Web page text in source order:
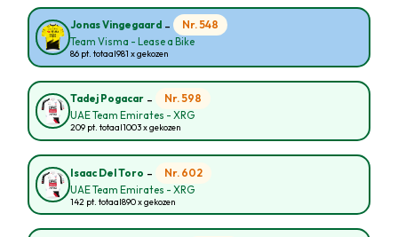
Jonas Vingegaard - Nr. 548
Team Visma - Lease a Bike
86 pt. totaal981 x gekozen
Tadej Pogacar - Nr. 598
UAE Team Emirates - XRG
209 pt. totaal1003 x gekozen
Isaac Del Toro - Nr. 602
UAE Team Emirates - XRG
142 pt. totaal890 x gekozen